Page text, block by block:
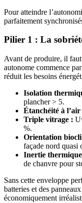
Pour atteindre
parfaitement
Pilier 1 : La
Avant de produire, il
autonome commence
réduit les besoins
Isolation
plancher > 5.
Étanchéité à l’air
Triple vitrage :
%.
Orientation
façade nord quasi
Inertie
de chanvre pour
Sans cette enveloppe
batteries et des
économiquement